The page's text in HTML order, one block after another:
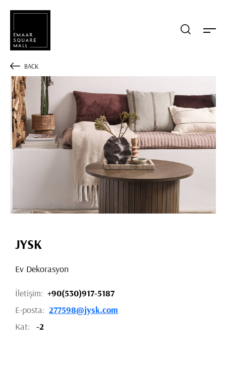
BACK
JYSK
Ev Dekorasyon
İletişim: +90(530)917-5187
E-posta: 277598@jysk.com
Kat:
-2
Mağaza, restaurant, etkinlik arama
POPÜLER ARAMALAR
Alışveriş Lezzet Eğlence
Etkinlik